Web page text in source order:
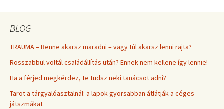
BLOG
TRAUMA – Benne akarsz maradni – vagy túl akarsz lenni rajta?
Rosszabbul voltál családállítás után? Ennek nem kellene így lennie!
Ha a férjed megkérdez, te tudsz neki tanácsot adni?
Tarot a tárgyalóasztalnál: a lapok gyorsabban átlátják a céges
játszmákat